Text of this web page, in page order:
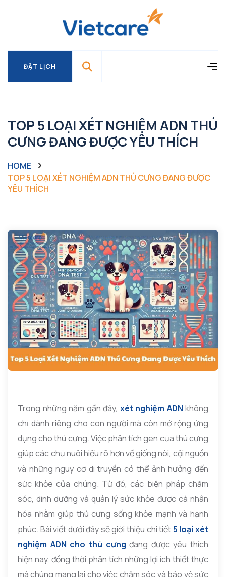
ĐẶT LỊCH
TOP 5 LOẠI XÉT NGHIỆM ADN THÚ
CƯNG ĐANG ĐƯỢC YÊU THÍCH
HOME
TOP 5 LOẠI XÉT NGHIỆM ADN THÚ CƯNG ĐANG ĐƯỢC
YÊU THÍCH
Trong những năm gần đây, xét nghiệm ADN không
chỉ dành riêng cho con người mà còn mở rộng ứng
dụng cho thú cưng. Việc phân tích gen của thú cưng
giúp các chủ nuôi hiểu rõ hơn về giống nòi, cội nguồn
và những nguy cơ di truyền có thể ảnh hưởng đến
sức khỏe của chúng. Từ đó, các biện pháp chăm
sóc, dinh dưỡng và quản lý sức khỏe được cá nhân
hóa nhằm giúp thú cưng sống khỏe mạnh và hạnh
phúc. Bài viết dưới đây sẽ giới thiệu chi tiết5 loại xét
nghiệm ADN cho thú cưng đang được yêu thích
hiện nay, đồng thời phân tích những lợi ích thiết thực
mà chúng mang lại cho việc chăm sóc và bảo vệ sức